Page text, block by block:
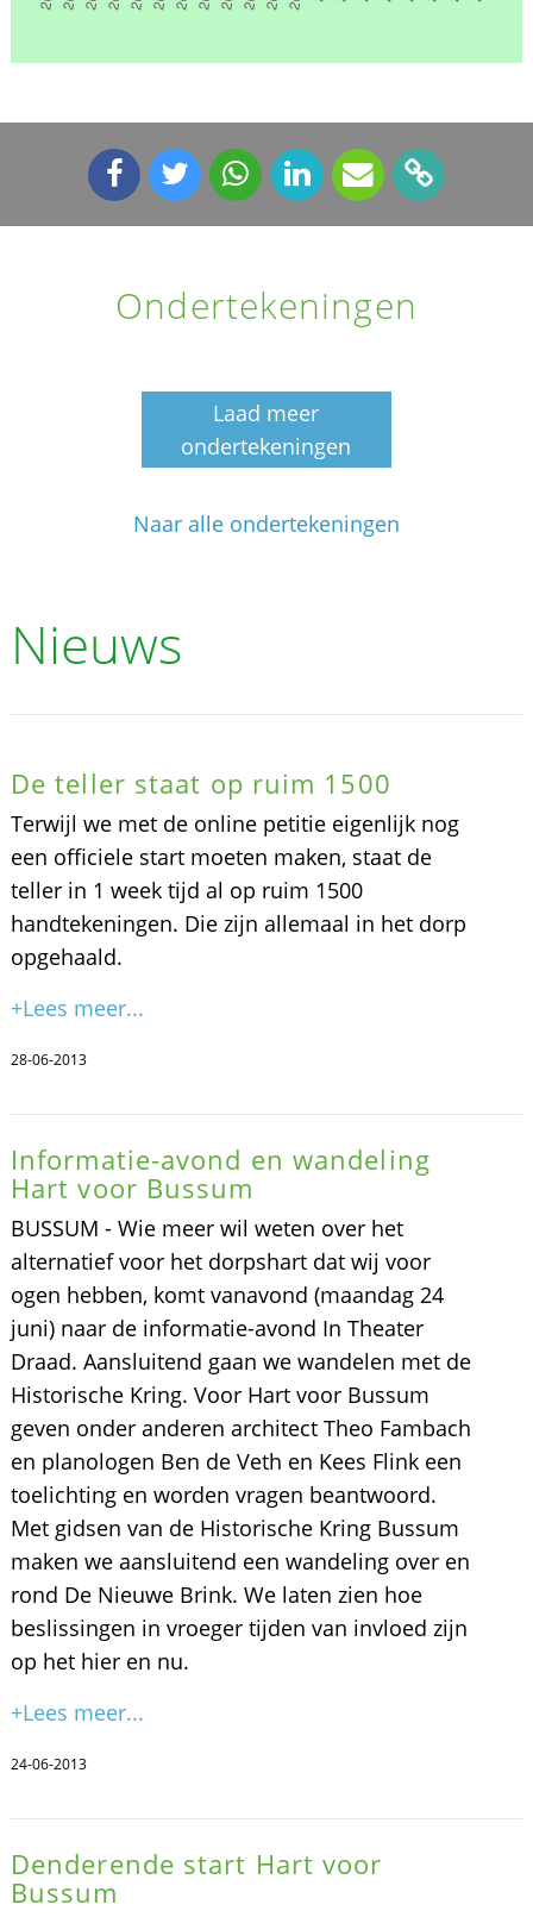
Ondertekeningen
Laad meer
ondertekeningen
Naar alle ondertekeningen
Nieuws
De teller staat op ruim 1500
Terwijl we met de online petitie eigenlijk nog
een officiele start moeten maken, staat de
teller in 1 week tijd al op ruim 1500
handtekeningen. Die zijn allemaal in het dorp
opgehaald.
+Lees meer...
28-06-2013
Informatie-avond en wandeling
Hart voor Bussum
BUSSUM - Wie meer wil weten over het
alternatief voor het dorpshart dat wij voor
ogen hebben, komt vanavond (maandag 24
juni) naar de informatie-avond In Theater
Draad. Aansluitend gaan we wandelen met de
Historische Kring. Voor Hart voor Bussum
geven onder anderen architect Theo Fambach
en planologen Ben de Veth en Kees Flink een
toelichting en worden vragen beantwoord.
Met gidsen van de Historische Kring Bussum
maken we aansluitend een wandeling over en
rond De Nieuwe Brink. We laten zien hoe
beslissingen in vroeger tijden van invloed zijn
op het hier en nu.
+Lees meer...
24-06-2013
Denderende start Hart voor
Bussum